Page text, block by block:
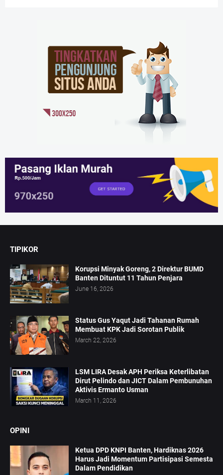
TIPIKOR
Korupsi Minyak Goreng, 2 Direktur BUMD
Banten Dituntut 11 Tahun Penjara
June 16, 2026
Status Gus Yaqut Jadi Tahanan Rumah
Membuat KPK Jadi Sorotan Publik
March 22, 2026
LSM LIRA Desak APH Periksa Keterlibatan
Dirut Pelindo dan JICT Dalam Pembunuhan
Aktivis Ermanto Usman
March 11, 2026
OPINI
Ketua DPD KNPI Banten, Hardiknas 2026
Harus Jadi Momentum Partisipasi Semesta
Dalam Pendidikan